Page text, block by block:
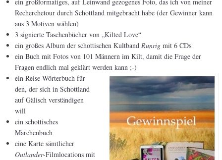
Recherchetour durch Schottland mitgebracht habe (der Gewinner kann
aus 3 Motiven wählen)
3 signierte Taschenbücher von „Kilted Love“
ein großes Album der schottischen Kultband Runrig mit 6 CDs
ein Buch mit Fotos von 101 Männern im Kilt, damit die Frage der
Fragen endlich mal geklärt werden kann ;-)
ein Reise-Wörterbuch für
den, der sich in Schottland
auf Gälisch verständigen
will
ein schottisches
Märchenbuch
eine Karte sämtlicher
Outlander-Filmlocations mit